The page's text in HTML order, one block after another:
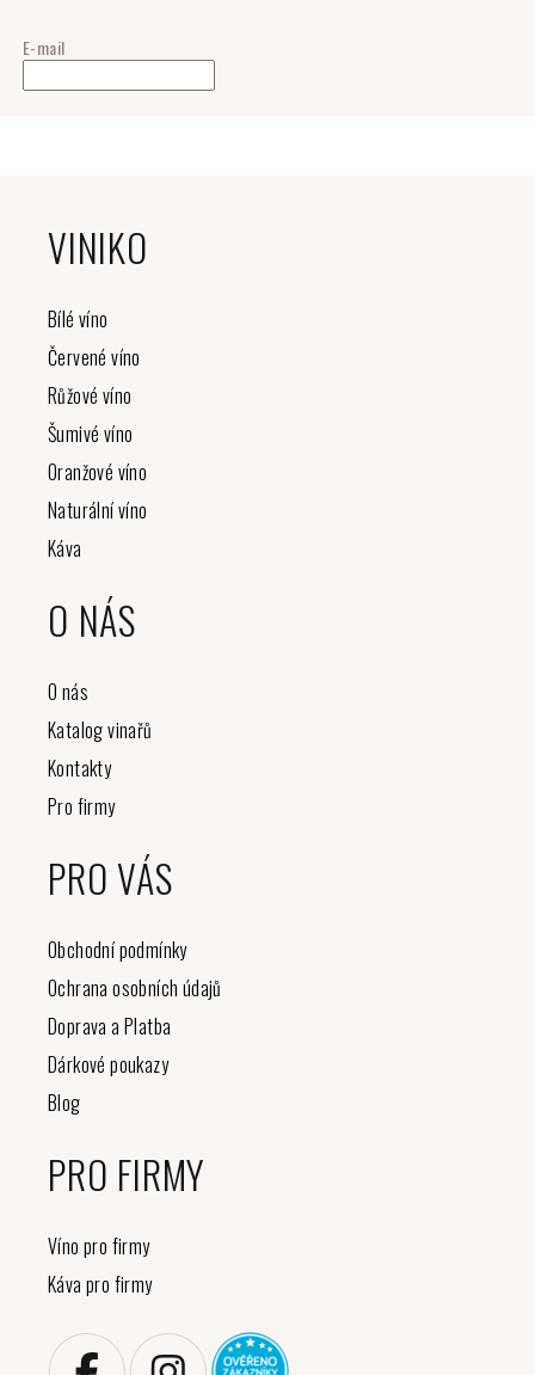
E-mail
VINIKO
Bílé víno
Červené víno
Růžové víno
Šumivé víno
Oranžové víno
Naturální víno
Káva
O NÁS
O nás
Katalog vinařů
Kontakty
Pro firmy
PRO VÁS
Obchodní podmínky
Ochrana osobních údajů
Doprava a Platba
Dárkové poukazy
Blog
PRO FIRMY
Víno pro firmy
Káva pro firmy